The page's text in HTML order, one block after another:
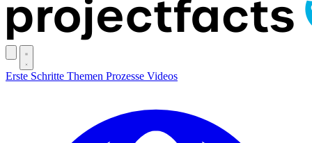
Erste Schritte Themen Prozesse Videos